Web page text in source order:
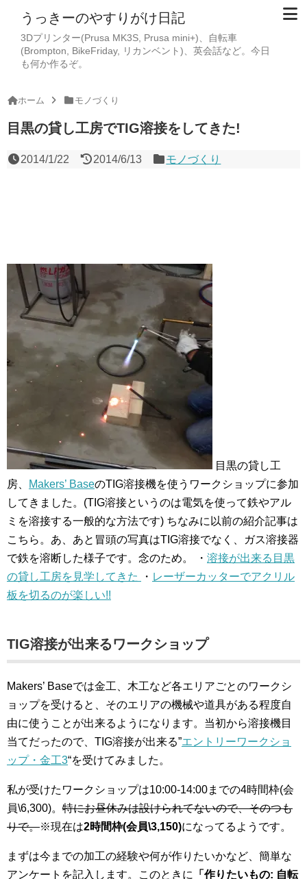
うっきーのやすりがけ日記
3Dプリンター(Prusa MK3S, Prusa mini+)、自転車
(Brompton, BikeFriday, リカンベント)、英会話など。今日
も何か作るぞ。
ホーム モノづくり
目黒の貸し工房でTIG溶接をしてきた!
2014/1/22 2014/6/13 モノづくり
目黒の貸し工
房、
Makers’ BaseのTIG溶接機を使うワークショップに参加
してきました。 (TIG溶接というのは電気を使って鉄やアル
ミを溶接する一般的な方法です) ちなみに以前の紹介記事は
こちら。あ、あと冒頭の写真はTIG溶接でなく、ガス溶接器
で鉄を溶断した様子です。念のため。
・ 溶接が出来る目黒
の貸し工房を見学してきた
・ レーザーカッターでアクリル
板を切るのが楽しい!!
TIG溶接が出来るワークショップ
Makers’ Baseでは金工、木工など各エリアごとのワークシ
ョップを受けると、そのエリアの機械や道具がある程度自
由に使うことが出来るようになります。当初から溶接機目
当てだったので、TIG溶接が出来る”エントリーワークショ
ップ・金工3“を受けてみました。
私が受けたワークショップは10:00-14:00までの4時間枠(会
員\6,300)。 特にお昼休みは設けられてないので、そのつも
りで。※現在は2時間枠(会員\3,150)になってるようです。
まずは今までの加工の経験や何が作りたいかなど、簡単な
アンケートを記入します。このときに
「作りたいもの: 自転